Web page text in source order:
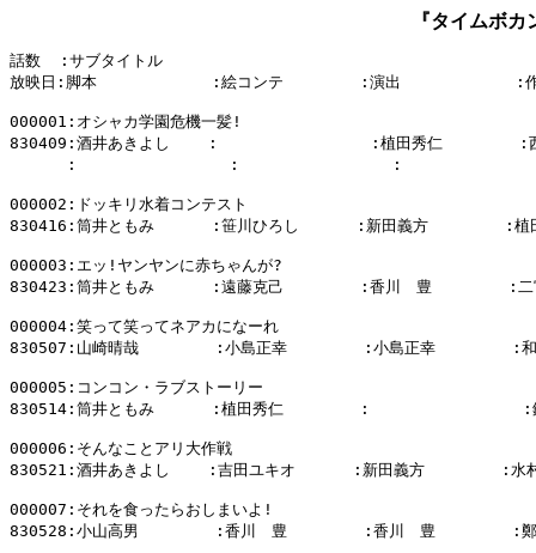
『タイムボ
話数  :サブタイトル
放映日:脚本            :絵コンテ        :演出            :作
000001:オシャカ学園危機一髪!
830409:酒井あきよし    :                :植田秀仁        :西
:                :                :
000002:ドッキリ水着コンテスト
830416:筒井ともみ      :笹川ひろし      :新田義方        :植
000003:エッ!ヤンヤンに赤ちゃんが?
830423:筒井ともみ      :遠藤克己        :香川　豊        :二
000004:笑って笑ってネアカになーれ
830507:山崎晴哉        :小島正幸        :小島正幸        :和
000005:コンコン・ラブストーリー
830514:筒井ともみ      :植田秀仁        :                :鈴
000006:そんなことアリ大作戦
830521:酒井あきよし    :吉田ユキオ      :新田義方        :水
000007:それを食ったらおしまいよ!
830528:小山高男        :香川　豊        :香川　豊        :鄭